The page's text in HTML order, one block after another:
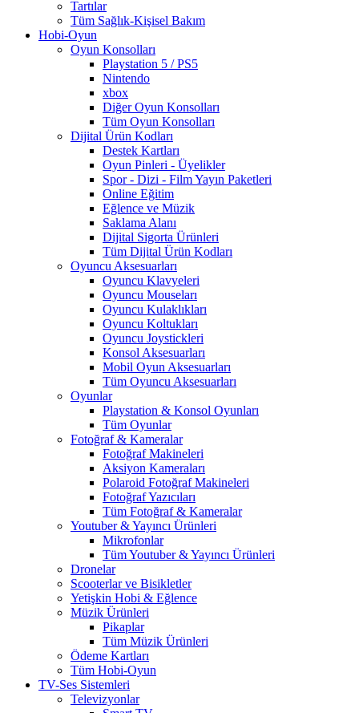
Tartılar
Tüm Sağlık-Kişisel Bakım
Hobi-Oyun
Oyun Konsolları
Playstation 5 / PS5
Nintendo
xbox
Diğer Oyun Konsolları
Tüm Oyun Konsolları
Dijital Ürün Kodları
Destek Kartları
Oyun Pinleri - Üyelikler
Spor - Dizi - Film Yayın Paketleri
Online Eğitim
Eğlence ve Müzik
Saklama Alanı
Dijital Sigorta Ürünleri
Tüm Dijital Ürün Kodları
Oyuncu Aksesuarları
Oyuncu Klavyeleri
Oyuncu Mouseları
Oyuncu Kulaklıkları
Oyuncu Koltukları
Oyuncu Joystickleri
Konsol Aksesuarları
Mobil Oyun Aksesuarları
Tüm Oyuncu Aksesuarları
Oyunlar
Playstation & Konsol Oyunları
Tüm Oyunlar
Fotoğraf & Kameralar
Fotoğraf Makineleri
Aksiyon Kameraları
Polaroid Fotoğraf Makineleri
Fotoğraf Yazıcıları
Tüm Fotoğraf & Kameralar
Youtuber & Yayıncı Ürünleri
Mikrofonlar
Tüm Youtuber & Yayıncı Ürünleri
Dronelar
Scooterlar ve Bisikletler
Yetişkin Hobi & Eğlence
Müzik Ürünleri
Pikaplar
Tüm Müzik Ürünleri
Ödeme Kartları
Tüm Hobi-Oyun
TV-Ses Sistemleri
Televizyonlar